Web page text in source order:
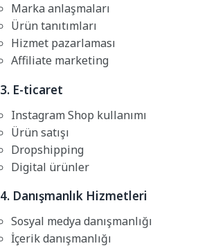
Marka anlaşmaları
Ürün tanıtımları
Hizmet pazarlaması
Affiliate marketing
3. E-ticaret
Instagram Shop kullanımı
Ürün satışı
Dropshipping
Digital ürünler
4. Danışmanlık Hizmetleri
Sosyal medya danışmanlığı
İçerik danışmanlığı